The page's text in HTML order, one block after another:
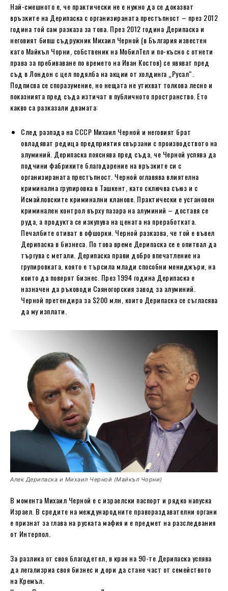
Най-смешното е, че практически не е нужно да се доказват
връзките на Дерипаска с организираната престъпност – през 2012
година той сам разказа за това. През 2012 година Дерипаска и
неговият бивш съдружник Михаил Черной (в България известен
като Майкъл Чорни, собственик на МобилТел и по-късно с отнети
права за пребиваване по времето на Иван Костов) се явяват пред
съд в Лондон с цел подялба на акции от холдинга „Русал“.
Подписва се споразумение, но нещата не утихват толкова лесно и
показнията пред съда изтичат в публичното пространство. Ето
какво са разказали двамата:
След разпада на СССР Михаил Черной и неговият брат
овладяват редица предприятия свързани с производството на
алуминий. Дерипаска пояснява пред съда, че Черной успява да
подчини фабриките благодарение на връзките си с
организираната престъпност. Черной оглавява влиятелна
криминална групировка в Ташкент, като сключва съюз и с
Исмайловските криминални кланове. Практически е установен
криминален контрол върху пазара на алуминий – доставя се
руда, а продукта се изкупува на цената на преработката.
Печалбите отиват в офшорки. Черной разказва, че той е въвел
Дерипаска в бизнеса. По това време Дерипаска се е опитвал да
търгува с метали. Дерипаска прави добро впечатление на
групировката, която е търсила млади способни мениджъри, на
които да поверят бизнес. През 1994 година Дерипаска е
назначен да ръководи Саяногорския завод за алуминий.
Черной претендира за $200 млн, които Дерипаска се съгласява
да му изплати.
Алек Дерипаска и Михаил Черной (Майкъл Чорни)
В момента Михаил Черной е с израелски паспорт и рядко напуска
Израел. В средите на международните правораздавателни органи
е признат за глава на руската мафия и е предмет на разследвания
от Интерпол.
За разлика от своя благодетел, в края на 90-те Дерипаска успява
да легализриа своя бизнес и дори да стане част от семейството
на Кремъл.